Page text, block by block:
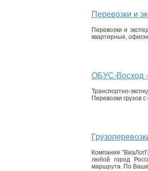
Перевозки и
Перевозки и
квартирные,
ОБУС-Восход -
Транспортно-
Перевозки грузов
Компания
любой город
маршрута. По